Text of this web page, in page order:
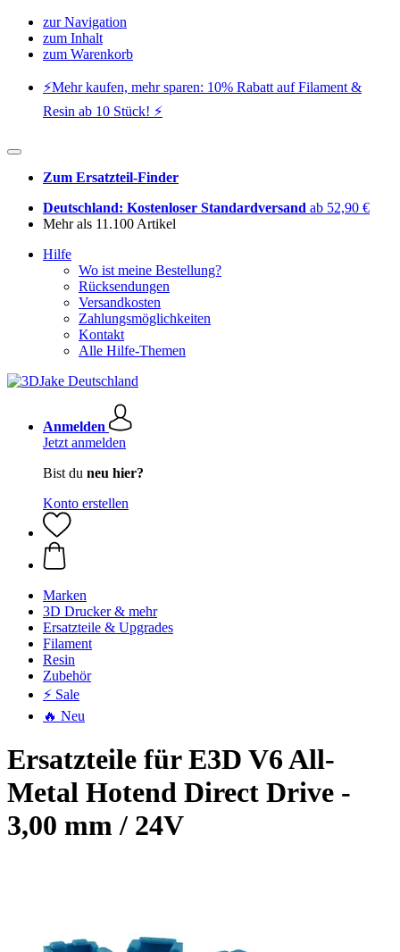
zur Navigation
zum Inhalt
zum Warenkorb
⚡️Mehr kaufen, mehr sparen: 10% Rabatt auf Filament &
Resin ab 10 Stück! ⚡️
Zum Ersatzteil-Finder
Deutschland: Kostenloser Standardversand ab 52,90 €
Mehr als 11.100 Artikel
Hilfe
Wo ist meine Bestellung?
Rücksendungen
Versandkosten
Zahlungsmöglichkeiten
Kontakt
Alle Hilfe-Themen
Anmelden
Jetzt anmelden
Bist du neu hier?
Konto erstellen
Marken
3D Drucker & mehr
Ersatzteile & Upgrades
Filament
Resin
Zubehör
⚡ Sale
🔥 Neu
Ersatzteile für E3D V6 All-
Metal Hotend Direct Drive -
3,00 mm / 24V